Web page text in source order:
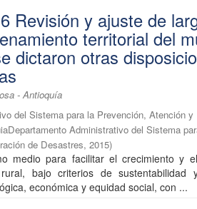
Revisión y ajuste de
territorial del
dictaron otras
- Antioquía
del Sistema para la Prevención, Atención y
Administrativo del Sistema
de Desastres, 2015)
medio para facilitar el crecimiento y
bajo criterios de sustentabilidad
económica y equidad social, con ...